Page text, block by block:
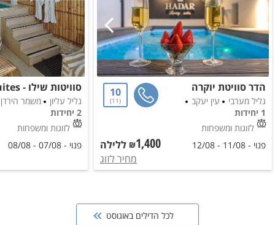
הדר סוויטת יוקרה
גליל מערבי
עין יעקב
1 יחידות
לזוגות ומשפחות
10
11
פנוי - 11/08
-
12/08
₪1,400
ללילה
מחיר לזוג
גליל עליון
משמר הירדן
2 יחידות
לזוגות ומשפחות
פנוי - 07/08
-
08/08
לכל הדילים באוגוסט